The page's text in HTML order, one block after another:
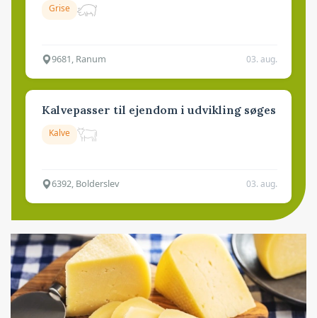
Grise
9681, Ranum 03. aug.
Kalvepasser til ejendom i udvikling søges
Kalve
6392, Bolderslev 03. aug.